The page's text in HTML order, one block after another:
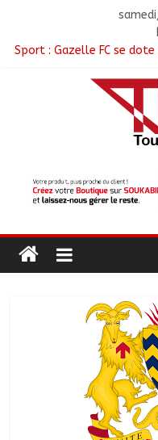
Sport : Gazelle FC se
mobilisation religieuse
Politique : Le RPC lance
بولاية وداي يطالب الحكومة
Ati : Une journée de